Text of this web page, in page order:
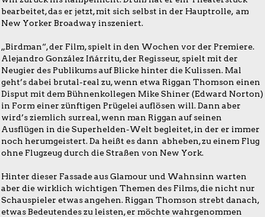
bearbeitet, das er jetzt, mit sich selbst in der Hauptrolle, am
New Yorker Broadway inszeniert.
„Birdman“, der Film, spielt in den Wochen vor der Premiere.
Alejandro González Iñárritu, der Regisseur, spielt mit der
Neugier des Publikums auf Blicke hinter die Kulissen. Mal
geht’s dabei brutal-real zu, wenn etwa Riggan Thomson einen
Disput mit dem Bühnenkollegen Mike Shiner (Edward Norton)
in Form einer zünftigen Prügelei auflösen will. Dann aber
wird’s ziemlich surreal, wenn man Riggan auf seinen
Ausflügen in die Superhelden-Welt begleitet, in der er immer
noch herumgeistert. Da heißt es dann abheben, zu einem Flug
ohne Flugzeug durch die Straßen von New York.
Hinter dieser Fassade aus Glamour und Wahnsinn warten
aber die wirklich wichtigen Themen des Films, die nicht nur
Schauspieler etwas angehen. Riggan Thomson strebt danach,
etwas Bedeutendes zu leisten, er möchte wahrgenommen